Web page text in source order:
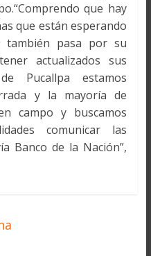
que hay
que están esperando
pasa por su
actualizados sus
Pucallpa estamos
y la mayoría de
campo y buscamos
comunicar las
Banco de la Nación”,